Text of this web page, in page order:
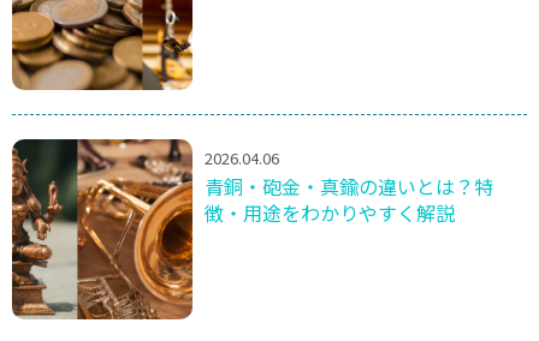
2026.04.06
青銅・砲金・真鍮の違いとは？特
徴・用途をわかりやすく解説